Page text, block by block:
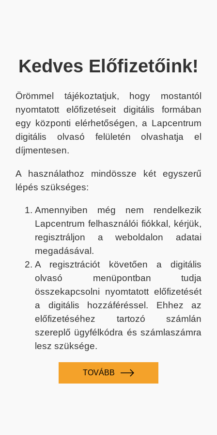
Kedves Előfizetőink!
Örömmel tájékoztatjuk, hogy mostantól
nyomtatott előfizetéseit digitális formában
egy központi elérhetőségen, a Lapcentrum
digitális olvasó felületén olvashatja el
díjmentesen.
A használathoz mindössze két egyszerű
lépés szükséges:
Amennyiben még nem rendelkezik
Lapcentrum felhasználói fiókkal, kérjük,
regisztráljon a weboldalon adatai
megadásával.
A regisztrációt követően a digitális
olvasó menüpontban tudja
összekapcsolni nyomtatott előfizetését
a digitális hozzáféréssel. Ehhez az
előfizetéséhez tartozó számlán
szereplő ügyfélkódra és számlaszámra
lesz szüksége.
TOVÁBB